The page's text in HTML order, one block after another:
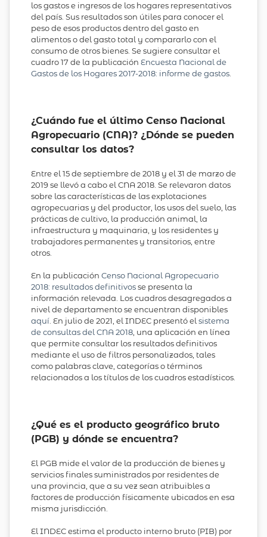
los gastos e ingresos de los hogares representativos
del país. Sus resultados son útiles para conocer el
peso de esos productos dentro del gasto en
alimentos o del gasto total y compararlo con el
consumo de otros bienes. Se sugiere consultar el
cuadro 17 de la publicación Encuesta Nacional de
Gastos de los Hogares 2017-2018: informe de gastos
¿Cuándo fue el último Censo Nacional
Agropecuario (CNA)? ¿Dónde se pueden
consultar los datos?
Entre el 15 de septiembre de 2018 y el 31 de marzo de
2019 se llevó a cabo el CNA 2018. Se relevaron datos
sobre las características de las explotaciones
agropecuarias y del productor, los usos del suelo, las
prácticas de cultivo, la producción animal, la
infraestructura y maquinaria, y los residentes y
trabajadores permanentes y transitorios, entre
otros.
En la publicación Censo Nacional Agropecuario
2018: resultados definitivosse presenta la
información relevada. Los cuadros desagregados a
nivel de departamento se encuentran disponibles
aquí . En julio de 2021, el INDEC presentó el sistema
de consultas del CNA 2018 , una aplicación en línea
que permite consultar los resultados definitivos
mediante el uso de filtros personalizados, tales
como palabras clave, categorías o términos
relacionados a los títulos de los cuadros estadísticos.
¿Qué es el producto geográfico bruto
(PGB) y dónde se encuentra?
El PGB mide el valor de la producción de bienes y
servicios finales suministrados por residentes de
una provincia, que a su vez sean atribuibles a
factores de producción físicamente ubicados en esa
misma jurisdicción.
El INDEC estima el producto interno bruto (PIB) por